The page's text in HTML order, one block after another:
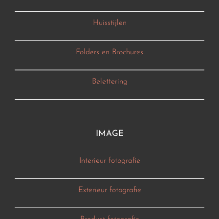
Huisstijlen
Folders en Brochures
Belettering
IMAGE
Interieur fotografie
Exterieur fotografie